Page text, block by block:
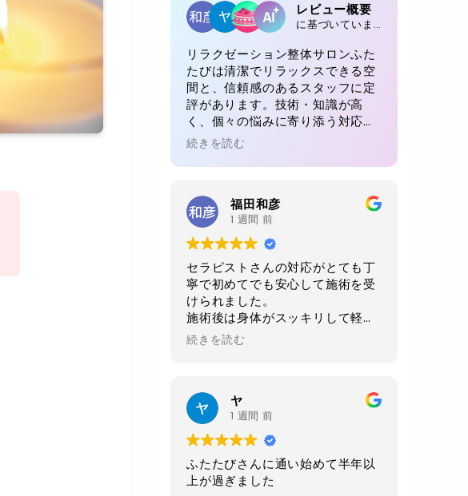
レビュー概要
に基づいています 85 レビュー
リラクゼーション整体サロンふた
たびは清潔でリラックスできる空
間と、信頼感のあるスタッフに定
評があります。技術・知識が高
く、個々の悩みに寄り添う対応が
魅力。初回でも、毎回でも満足感
が得られると多くの方が絶賛。リ
ピート率が高い理由が感じられる
続きを読む
福田和彦
1 週間 前
セラピストさんの対応がとても丁
寧で初めてでも安心して施術を受
けられました。
施術後は身体がスッキリして軽く
なりました。
当日に2週間後の予約をお願いし
れており非常に清潔感がありま
す。おすすめお店です。
続きを読む
ヤ
1 週間 前
ふたたびさんに通い始めて半年以
上が過ぎました